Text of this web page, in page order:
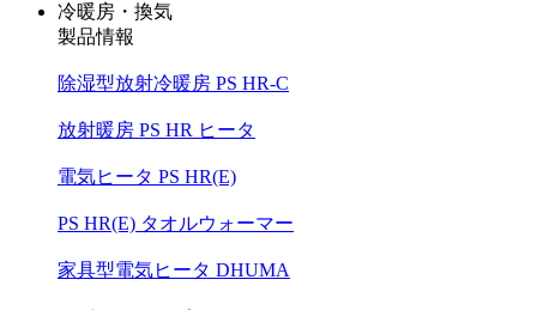
冷暖房・換気
製品情報
除湿型放射冷暖房 PS HR-C
放射暖房 PS HR ヒータ
電気ヒータ PS HR(E)
PS HR(E) タオルウォーマー
家具型電気ヒータ DHUMA